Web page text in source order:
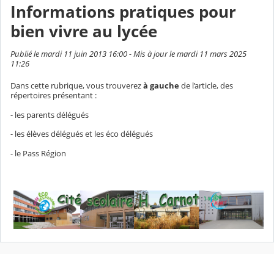
Informations pratiques pour
bien vivre au lycée
Publié le mardi 11 juin 2013 16:00 - Mis à jour le mardi 11 mars 2025
11:26
Dans cette rubrique, vous trouverezà gauchede l’article, des
répertoires présentant :
- les parents délégués
- les élèves délégués et les éco délégués
- le Pass Région